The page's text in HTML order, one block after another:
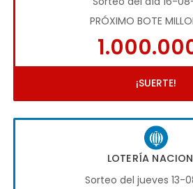
PRÓXIMO BOTE
¡SUERTE!
LOTERÍA
Sorteo del jueves 13-